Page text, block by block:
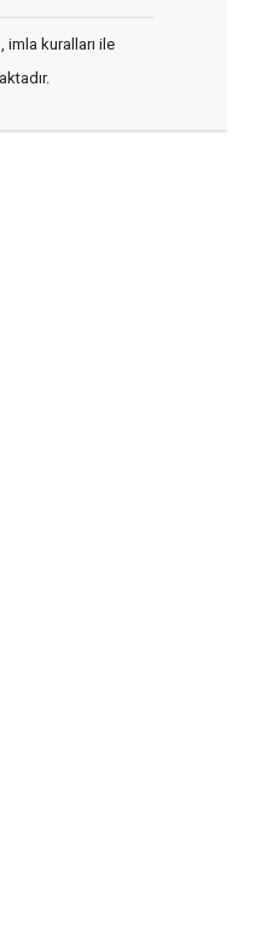
imla kuralları ile